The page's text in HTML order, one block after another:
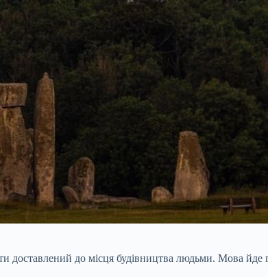
доставлений до місця будівництва людьми. Мова йде